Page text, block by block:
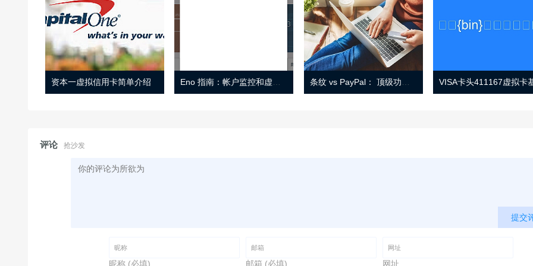
资本一虚拟信用卡简单介绍
评论 抢沙发
提交
昵称 (必填) 邮箱 (必填) 网址